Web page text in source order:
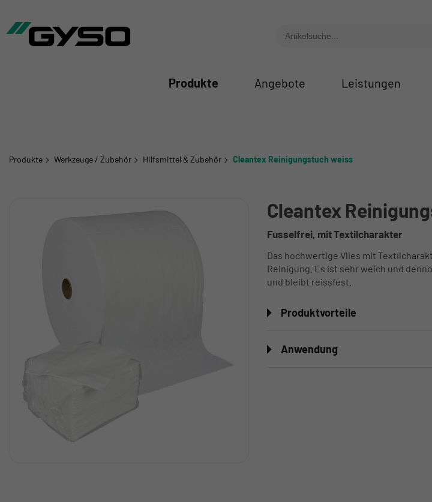
Produkte Angebote Leistungen
Produkte Werkzeuge / Zubehör Hilfsmittel & Zubehör Cleantex Reinigungstuch weiss
Cleantex
Fusselfrei, mit Textilcharakter
Das hochwertige Vlies mit
Reinigung. Es ist sehr weich und
und bleibt reissfest.
Produktvorteile
Anwendung